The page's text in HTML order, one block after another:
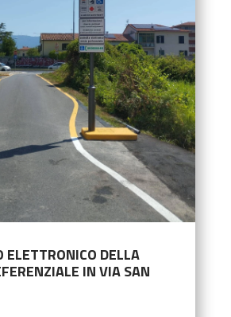
ELETTRONICO DELLA
IN VIA SAN